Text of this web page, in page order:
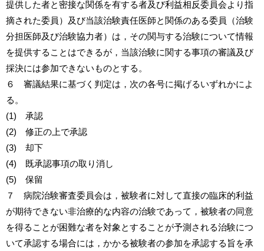
提供した者と密接な関係を有する者及び利益相反委員会より指
摘された委員）及び当該治験責任医師と関係のある委員（治験
分担医師及び治験協力者）は，その関与する治験について情報
を提供することはできるが，当該治験に関する事項の審議及び
採決には参加できないものとする。
６ 審議結果に基づく判定は，次の各号に掲げるいずれかによ
る。
(1) 承認
(2) 修正の上で承認
(3) 却下
(4) 既承認事項の取り消し
(5) 保留
７ 病院治験審査委員会は，被験者に対して直接の臨床的利益
が期待できない非治療的な内容の治験であって，被験者の同意
を得ることが困難な者を対象とすることが予測される治験につ
いて承認する場合には，かかる被験者の参加を承認する旨を承